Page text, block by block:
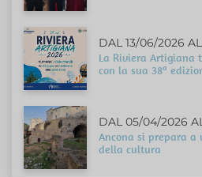
DAL 13/06/2026
La Riviera Artigiana
con la sua 38ª
DAL 05/04/2026
Ancona si prepara a
della cultura